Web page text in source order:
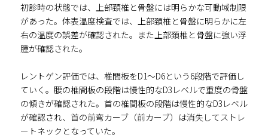
初診時の状態では、上部頚椎と骨盤には明らかな可動域制限
があった。体表温度検査では、上部頚椎と骨盤に明らかに左
右の温度の誤差が確認された。また上部頚椎と骨盤に強い浮
腫が確認された。
レントゲン評価では、椎間板をD1～D6という6段階で評価し
ていく。腰の椎間板の段階は慢性的なD3レベルで重度の骨盤
の傾きが確認された。首の椎間板の段階は慢性的なD3レベル
が確認され、首の前弯カーブ（前カーブ）は消失してストレ
ートネックとなっていた。